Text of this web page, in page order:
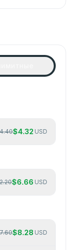
$4.32 USD
$6.66 USD
$8.28 USD